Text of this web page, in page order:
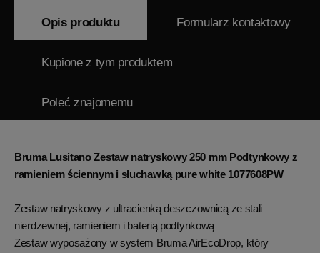
Opis produktu Formularz kontaktowy
Kupione z tym produktem
Poleć znajomemu
Bruma Lusitano Zestaw natryskowy 250 mm Podtynkowy z
ramieniem ściennym i słuchawką pure white 1077608PW
Zestaw natryskowy z ultracienką deszczownicą ze stali
nierdzewnej, ramieniem i baterią podtynkową
Zestaw wyposażony w system Bruma AirEcoDrop, który